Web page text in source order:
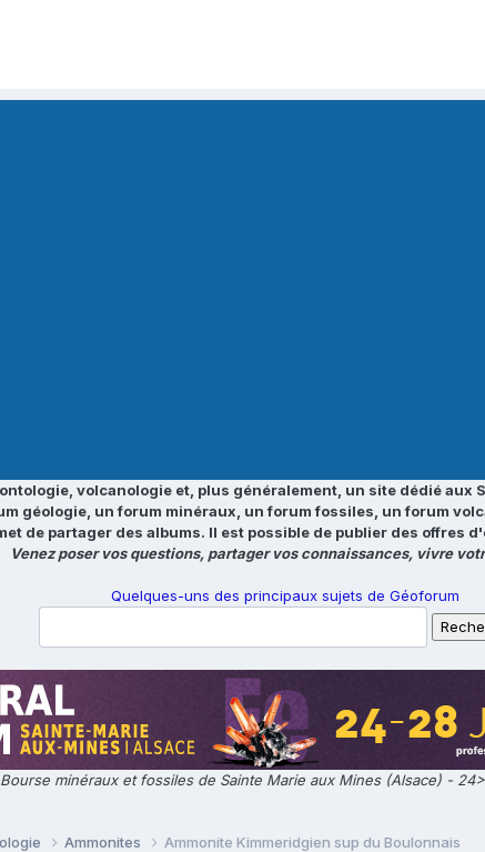
volcanologie et, plus généralement, un site dédié
géologie, un forum minéraux, un forum fossiles, un forum
de partager des albums. Il est possible de publier des offres
Venez poser vos questions, partager vos connaissances, vivre
Quelques-uns des principaux sujets de Géoforum
Bourse minéraux et fossiles de Sainte Marie aux Mines (Alsace) -
Ammonites Ammonite Kimmeridgien sup du Boulonnais